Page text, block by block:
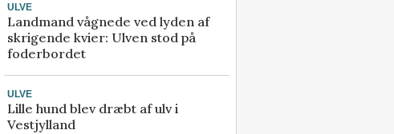
ULVE
Landmand vågnede ved lyden af
skrigende kvier: Ulven stod på
foderbordet
ULVE
Lille hund blev dræbt af ulv i
Vestjylland